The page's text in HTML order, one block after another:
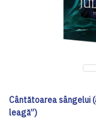
Cântătoarea sângelui
leagă”)